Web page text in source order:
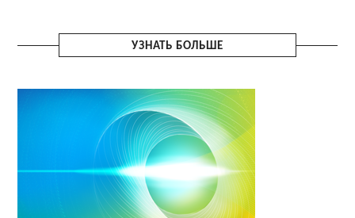
УЗНАТЬ БОЛЬШЕ